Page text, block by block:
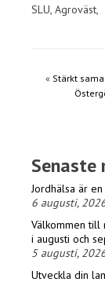
SLU, Agroväst,
« Stärkt
Senaste
Jordhälsa är
6 augusti,
Välkommen till
i augusti och
5 augusti,
Utveckla din